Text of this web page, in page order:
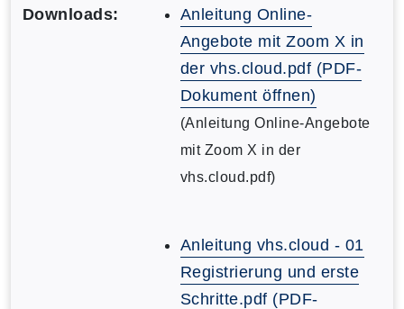
Downloads:
Anleitung Online-
Angebote mit Zoom X in
der vhs.cloud.pdf (PDF-
Dokument öffnen)
(Anleitung Online-Angebote
mit Zoom X in der
vhs.cloud.pdf)
Anleitung vhs.cloud - 01
Registrierung und erste
Schritte.pdf (PDF-